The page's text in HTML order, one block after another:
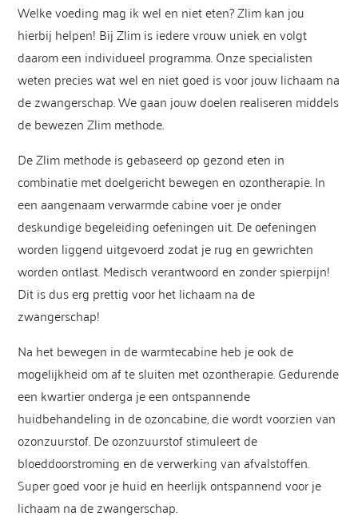
Welke voeding mag ik wel en niet eten? Zlim kan jou
hierbij helpen! Bij Zlim is iedere vrouw uniek en volgt
daarom een individueel programma. Onze specialisten
weten precies wat wel en niet goed is voor jouw lichaam na
de zwangerschap. We gaan jouw doelen realiseren middels
de bewezen Zlim methode.
De Zlim methode is gebaseerd op gezond eten in
combinatie met doelgericht bewegen en ozontherapie. In
een aangenaam verwarmde cabine voer je onder
deskundige begeleiding oefeningen uit. De oefeningen
worden liggend uitgevoerd zodat je rug en gewrichten
worden ontlast. Medisch verantwoord en zonder spierpijn!
Dit is dus erg prettig voor het lichaam na de
zwangerschap!
Na het bewegen in de warmtecabine heb je ook de
mogelijkheid om af te sluiten met ozontherapie. Gedurende
een kwartier onderga je een ontspannende
huidbehandeling in de ozoncabine, die wordt voorzien van
ozonzuurstof. De ozonzuurstof stimuleert de
bloeddoorstroming en de verwerking van afvalstoffen.
Super goed voor je huid en heerlijk ontspannend voor je
lichaam na de zwangerschap.